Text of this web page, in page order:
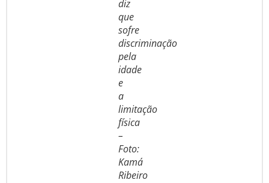
diz
que
sofre
discriminação
pela
idade
e
a
limitação
física
–
Foto:
Kamá
Ribeiro